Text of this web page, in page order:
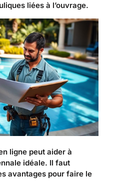
liées à l’ouvrage.
ligne peut aider à
idéale. Il faut
avantages pour faire le